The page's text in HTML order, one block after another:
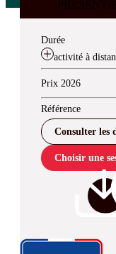
Durée
activité à
Prix 2026
Référence
Consulter les
Choisir une